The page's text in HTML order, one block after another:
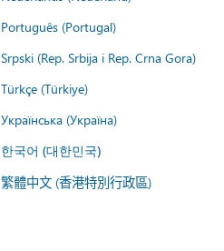
Português (Portugal)
Srpski (Rep. Srbija i Rep. Crna Gora)
Türkçe (Türkiye)
Українська (Україна)
한국어 (대한민국)
繁體中文 (香港特別行政區)